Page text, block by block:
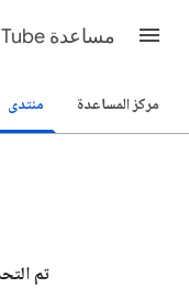
مساعدة YouTube
مركز المساعدة منتدى
تم